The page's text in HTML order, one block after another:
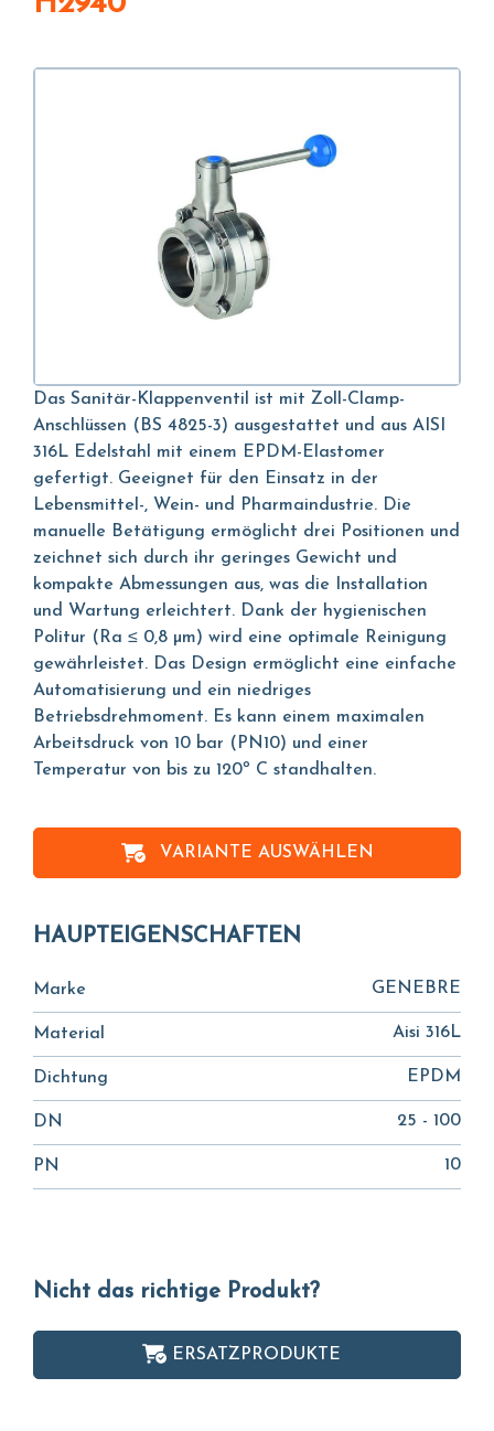
Das Sanitär-Klappenventil ist mit Zoll-Clamp-
Anschlüssen (BS 4825-3) ausgestattet und aus AISI
316L Edelstahl mit einem EPDM-Elastomer
gefertigt. Geeignet für den Einsatz in der
Lebensmittel-, Wein- und Pharmaindustrie. Die
manuelle Betätigung ermöglicht drei Positionen und
zeichnet sich durch ihr geringes Gewicht und
kompakte Abmessungen aus, was die Installation
und Wartung erleichtert. Dank der hygienischen
Politur (Ra ≤ 0,8 µm) wird eine optimale Reinigung
gewährleistet. Das Design ermöglicht eine einfache
Automatisierung und ein niedriges
Betriebsdrehmoment. Es kann einem maximalen
Arbeitsdruck von 10 bar (PN10) und einer
Temperatur von bis zu 120º C standhalten.
VARIANTE AUSWÄHLEN
HAUPTEIGENSCHAFTEN
Marke GENEBRE
Material Aisi 316L
Dichtung EPDM
DN 25 - 100
PN 10
Nicht das richtige Produkt?
ERSATZPRODUKTE